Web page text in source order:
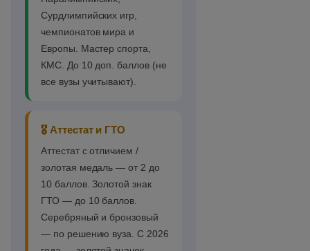
Сурдлимпийских игр,
чемпионатов мира и
Европы. Мастер спорта,
КМС. До 10 доп. баллов (не
все вузы учитывают).
🎖️ Аттестат и ГТО
Аттестат с отличием /
золотая медаль — от 2 до
10 баллов. Золотой знак
ГТО — до 10 баллов.
Серебряный и бронзовый
— по решению вуза. С 2026